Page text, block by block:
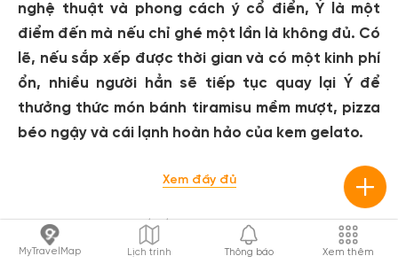
nghệ thuật và phong cách ý cổ điển, Ý là một
điểm đến mà nếu chỉ ghé một lần là không đủ. Có
lẽ, nếu sắp xếp được thời gian và có một kinh phí
ổn, nhiều người hẳn sẽ tiếp tục quay lại Ý để
thưởng thức món bánh tiramisu mềm mượt, pizza
béo ngậy và cái lạnh hoàn hảo của kem gelato.
Xem đầy đủ
Đã cập nhật vào ngày 09/07/2024
Châu Âu
MyTravelMap Lịch trình Thông báo Xem thêm